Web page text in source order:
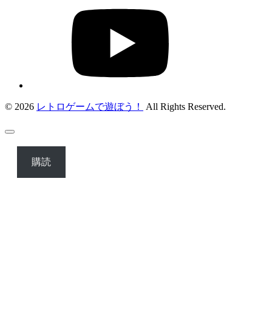
© 2026 レトロゲームで遊ぼう！ All Rights Reserved.
購読